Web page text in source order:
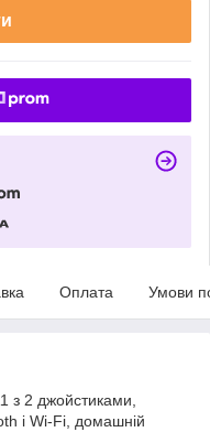
Оплата Умови
з 2 джойстиками,
і Wi-Fi, домашній